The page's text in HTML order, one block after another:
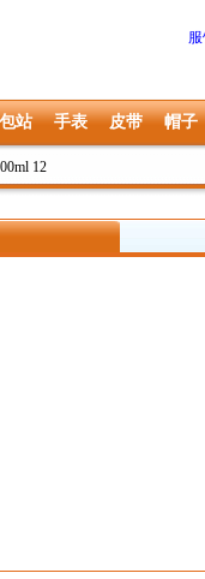
站 手表 皮带 帽子
12